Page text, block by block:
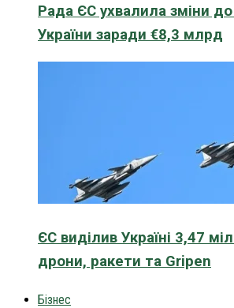
Рада ЄС ухвалила зміни
України заради €8,3 млрд
ЄС виділив Україні 3,47
дрони, ракети та Gripen
Бізнес